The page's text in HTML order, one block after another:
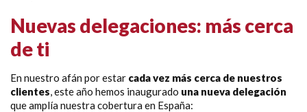
Nuevas delegaciones: más cerca
de ti
En nuestro afán por estar cada vez más cerca de nuestros
clientes , este año hemos inaugurado una nueva delegación
que amplía nuestra cobertura en España: